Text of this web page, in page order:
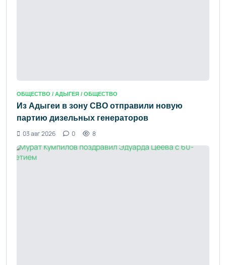
ОБЩЕСТВО / АДЫГЕЯ / ОБЩЕСТВО
Из Адыгеи в зону СВО отправили новую
партию дизельных генераторов
03 авг 2026
0 8